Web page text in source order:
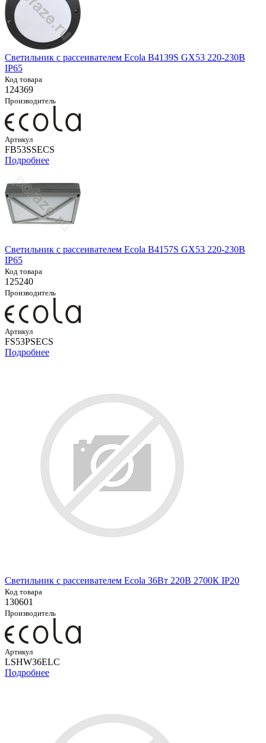
Светильник с рассеивателем Ecola B4139S GX53 220-230В
IP65
Код товара
124369
Производитель
Артикул
FB53SSECS
Подробнее
Светильник с рассеивателем Ecola B4157S GX53 220-230В
IP65
Код товара
125240
Производитель
Артикул
FS53PSECS
Подробнее
Светильник с рассеивателем Ecola 36Вт 220В 2700К IP20
Код товара
130601
Производитель
Артикул
LSHW36ELC
Подробнее